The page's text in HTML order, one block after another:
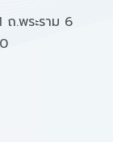
ถ.พระราม 6